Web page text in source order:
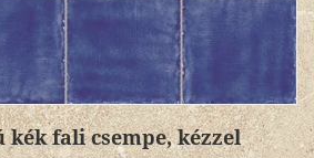
kék fali csempe, kézzel